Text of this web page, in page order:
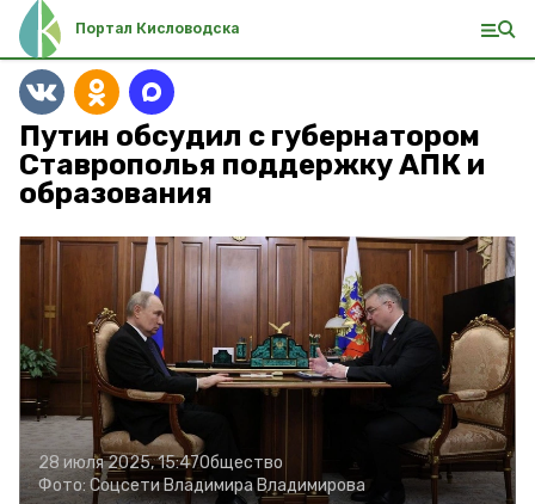
Портал Кисловодска
Путин обсудил с губернатором
Ставрополья поддержку АПК и
образования
28 июля 2025, 15:47Общество
Фото: Соцсети Владимира Владимирова